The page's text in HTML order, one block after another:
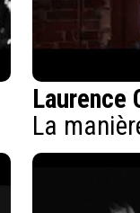
Laurence
La